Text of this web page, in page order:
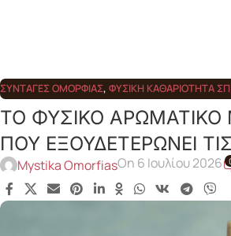
ΣΥΝΤΑΓΈΣ ΟΜΟΡΦΙΆΣ, ΦΥΣΙΚΉ ΚΑΘΑΡΙΌΤΗΤΑ
ΤΟ ΦΥΣΙΚΟ ΑΡΩΜΑΤΙΚΟ
ΠΟΥ ΕΞΟΥΔΕΤΕΡΩΝΕΙ
Mystika OmorfiasOn 6 Ιουλίου 2026